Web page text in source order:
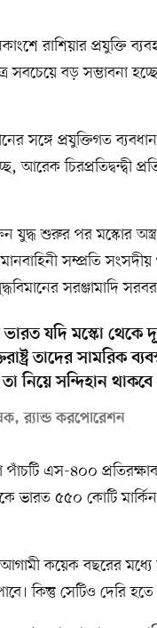
রাশিয়ার প্রযুক্তি
সবচেয়ে বড় সম্ভাবনা
সঙ্গে প্রযুক্তিগত
চিরপ্রতিদ্বন্দ্বী
যুদ্ধ শুরুর পর মস্কোর
সম্প্রতি
সরঞ্জামাদি
যদি মস্কো থেকে
তাদের সামরিক
নিয়ে সন্দিহান থাকবে
র‌্যান্ড করপোরেশন
এস-৪০০
ভারত ৫৫০ কোটি
কয়েক বছরের মধ্যে
কিন্তু সেটিও দেরি হতে